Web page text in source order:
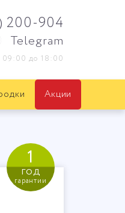
200-904
Telegram
до 18:00
Акции
1
год
гарантии